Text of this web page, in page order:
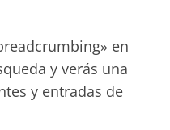
en
y verás una
y entradas de